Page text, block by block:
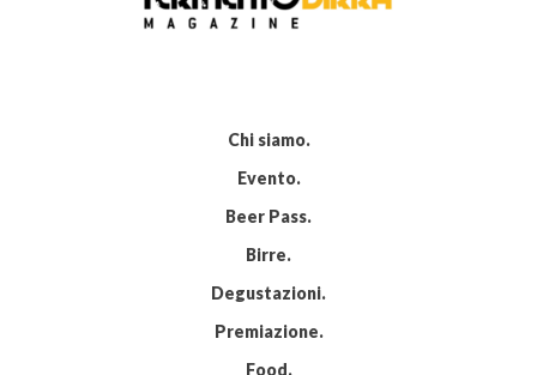
Chi siamo
Evento
Beer Pass
Birre
Degustazioni
Premiazione
Food